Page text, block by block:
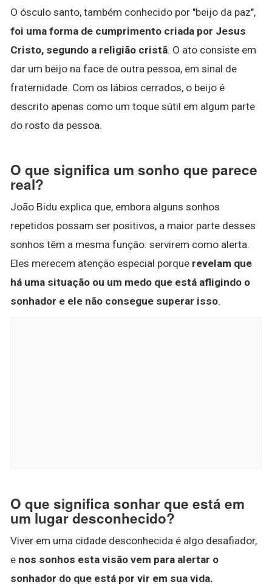
O ósculo santo, também conhecido por "beijo da paz",
foi uma forma de cumprimento criada por Jesus
Cristo, segundo a religião cristã. O ato consiste em
dar um beijo na face de outra pessoa, em sinal de
fraternidade. Com os lábios cerrados, o beijo é
descrito apenas como um toque sútil em algum parte
do rosto da pessoa.
O que significa um sonho que parece
real?
João Bidu explica que, embora alguns sonhos
repetidos possam ser positivos, a maior parte desses
sonhos têm a mesma função: servirem como alerta.
Eles merecem atenção especial porque revelam que
há uma situação ou um medo que está afligindo o
sonhador e ele não consegue superar isso.
O que significa sonhar que está em
um lugar desconhecido?
Viver em uma cidade desconhecida é algo desafiador,
e nos sonhos esta visão vem para alertar o
sonhador do que está por vir em sua vida.